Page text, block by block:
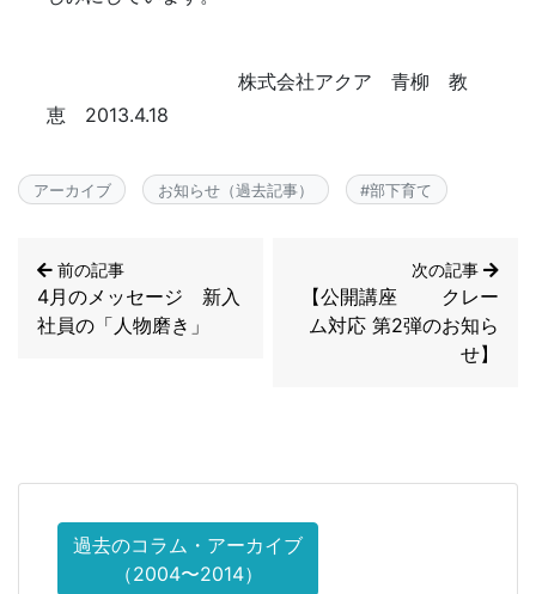
株式会社アクア 青柳 教
恵 2013.4.18
アーカイブ お知らせ（過去記事） #部下育て
前の記事
4月のメッセージ 新入
社員の「人物磨き」
次の記事
【公開講座 クレー
ム対応 第2弾のお知ら
せ】
過去のコラム・アーカイブ
（2004〜2014）